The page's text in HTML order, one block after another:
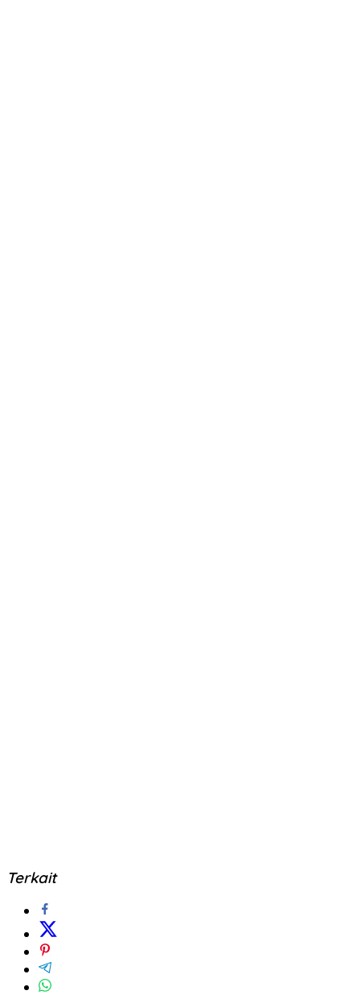
Terkait